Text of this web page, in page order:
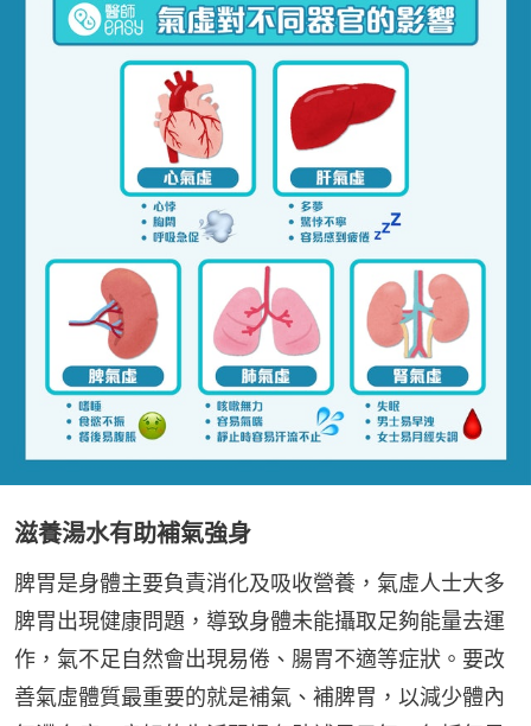
滋養湯水有助補氣強身
脾胃是身體主要負責消化及吸收營養，氣虛人士大多
脾胃出現健康問題，導致身體未能攝取足夠能量去運
作，氣不足自然會出現易倦、腸胃不適等症狀。要改
善氣虛體質最重要的就是補氣、補脾胃，以減少體內